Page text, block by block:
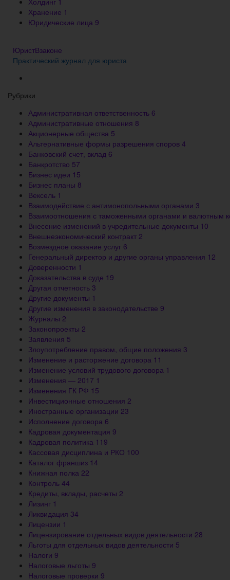
Хранение 1
Юридические лица 9
ЮристВзаконе
Практический журнал для юриста
Рубрики
Административная ответственность 6
Административные отношения 8
Акционерные общества 5
Альтернативные формы разрешения споров 4
Банковский счет, вклад 6
Банкротство 57
Бизнес идеи 15
Бизнес планы 8
Вексель 1
Взаимодействие с антимонопольными органами 3
Взаимоотношения с таможенными органами и валютным
Внесение изменений в учредительные документы 10
Внешнеэкономический контракт 2
Возмездное оказание услуг 6
Генеральный директор и другие органы управления 12
Доверенности 1
Доказательства в суде 19
Другая отчетность 3
Другие документы 1
Другие изменения в законодательстве 9
Журналы 2
Законопроекты 2
Заявления 5
Злоупотребление правом, общие положения 3
Изменение и расторжение договора 11
Изменение условий трудового договора 1
Изменения — 2017 1
Изменения ГК РФ 15
Инвестиционные отношения 2
Иностранные организации 23
Исполнение договора 6
Кадровая документация 9
Кадровая политика 119
Кассовая дисциплина и РКО 100
Каталог франшиз 14
Книжная полка 22
Контроль 44
Кредиты, вклады, расчеты 2
Лизинг 1
Ликвидация 34
Лицензии 1
Лицензирование отдельных видов деятельности 28
Льготы для отдельных видов деятельности 5
Налоги 9
Налоговые льготы 9
Налоговые проверки 9